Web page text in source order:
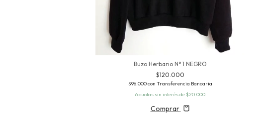
Buzo Herbario N° 1 NEGRO
$120.000
$96.000con Transferencia Bancaria
6cuotas sin interés de $20.000
Comprar